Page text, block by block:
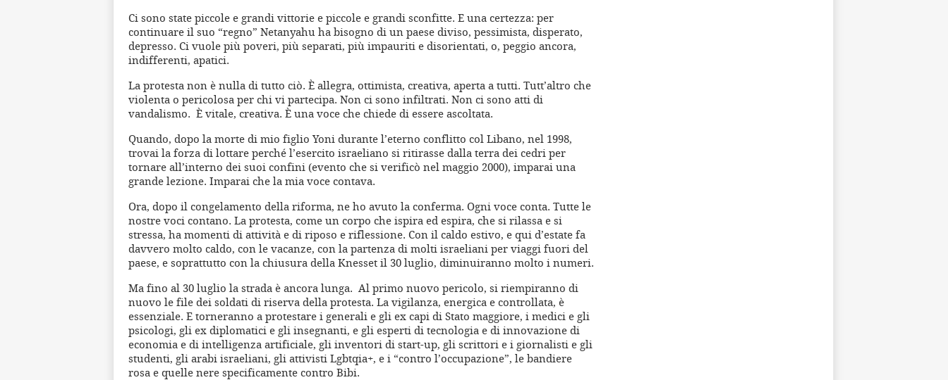
Ci sono state piccole e grandi vittorie e piccole e grandi sconfitte. E una certezza: per
continuare il suo “regno” Netanyahu ha bisogno di un paese diviso, pessimista, disperato,
depresso. Ci vuole più poveri, più separati, più impauriti e disorientati, o, peggio ancora,
indifferenti, apatici.
La protesta non è nulla di tutto ciò. È allegra, ottimista, creativa, aperta a tutti. Tutt’altro che
violenta o pericolosa per chi vi partecipa. Non ci sono infiltrati. Non ci sono atti di
vandalismo. È vitale, creativa. È una voce che chiede di essere ascoltata.
Quando, dopo la morte di mio figlio Yoni durante l’eterno conflitto col Libano, nel 1998,
trovai la forza di lottare perché l’esercito israeliano si ritirasse dalla terra dei cedri per
tornare all’interno dei suoi confini (evento che si verificò nel maggio 2000), imparai una
grande lezione. Imparai che la mia voce contava.
Ora, dopo il congelamento della riforma, ne ho avuto la conferma. Ogni voce conta. Tutte le
nostre voci contano. La protesta, come un corpo che ispira ed espira, che si rilassa e si
stressa, ha momenti di attività e di riposo e riflessione. Con il caldo estivo, e qui d’estate fa
davvero molto caldo, con le vacanze, con la partenza di molti israeliani per viaggi fuori del
paese, e soprattutto con la chiusura della Knesset il 30 luglio, diminuiranno molto i numeri.
Ma fino al 30 luglio la strada è ancora lunga. Al primo nuovo pericolo, si riempiranno di
nuovo le file dei soldati di riserva della protesta. La vigilanza, energica e controllata, è
essenziale. E torneranno a protestare i generali e gli ex capi di Stato maggiore, i medici e gli
psicologi, gli ex diplomatici e gli insegnanti, e gli esperti di tecnologia e di innovazione di
economia e di intelligenza artificiale, gli inventori di start-up, gli scrittori e i giornalisti e gli
studenti, gli arabi israeliani, gli attivisti Lgbtqia+, e i “contro l’occupazione”, le bandiere
rosa e quelle nere specificamente contro Bibi.